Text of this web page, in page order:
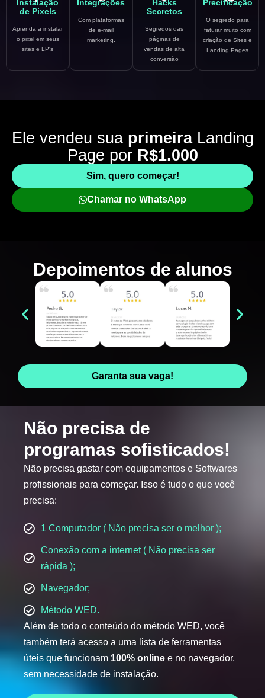
Instalação
de Pixels
Aprenda a instalar
o pixel em seus
sites e LP's
Integrações
Com plataformas
de e-mail
marketing.
Hacks
Secretos
Segredos das
páginas de
vendas de alta
conversão
Precificação
O segredo para
faturar muito com
criação de Sites e
Landing Pages
Ele vendeu sua primeira Landing
Page por R$1.000
Sim, quero começar!
Chamar no WhatsApp
Depoimentos de alunos
Garanta sua vaga!
Não precisa de
programas sofisticados!
Não precisa gastar com equipamentos e Softwares
profissionais para começar. Isso é tudo o que você
precisa:
1 Computador ( Não precisa ser o melhor );
Conexão com a internet ( Não precisa ser
rápida );
Navegador;
Método WED.
Além de todo o conteúdo do método WED, você
também terá acesso a uma lista de ferramentas
úteis que funcionam 100% online e no navegador,
sem necessidade de instalação.